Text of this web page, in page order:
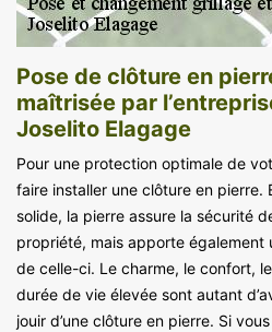
Pose de clôture en
maîtrisée par
Joselito Elagage
Pour une protection optimale de
faire installer une clôture en pierre.
solide, la pierre assure la sécurité
propriété, mais apporte également
de celle-ci. Le charme, le confort,
durée de vie élevée sont autant
jouir d’une clôture en pierre. Si